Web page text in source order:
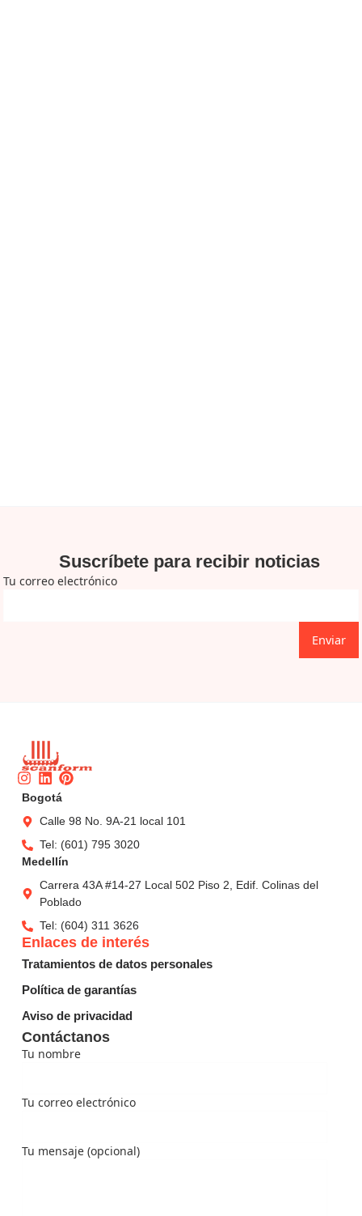
Suscríbete para recibir noticias
Tu correo electrónico
Enviar
Instagram
Linkedin
Pinterest
Bogotá
Calle 98 No. 9A-21 local 101
Tel: (601) 795 3020
Medellín
Carrera 43A #14-27 Local 502 Piso 2, Edif. Colinas del
Poblado
Tel: (604) 311 3626
Contáctanos
Tu nombre
Tu correo electrónico
Tu mensaje (opcional)
Enlaces de interés
Tratamientos de datos personales
Política de garantías
Aviso de privacidad